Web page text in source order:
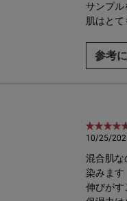
サンプル
肌はとて
参考
5星中5。
10/25/
混合肌な
染みます
伸びがす